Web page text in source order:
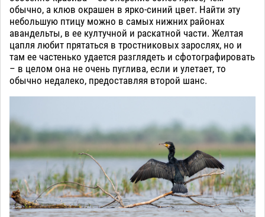
обычно, а клюв окрашен в ярко-синий цвет. Найти эту
небольшую птицу можно в самых нижних районах
авандельты, в ее култучной и раскатной части. Желтая
цапля любит прятаться в тростниковых зарослях, но и
там ее частенько удается разглядеть и сфотографировать
– в целом она не очень пуглива, если и улетает, то
обычно недалеко, предоставляя второй шанс.